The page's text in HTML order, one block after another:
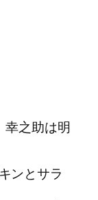
幸之助は明
ンとサラ